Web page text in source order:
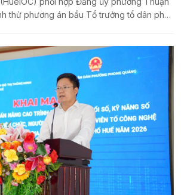
thử phương án bầu Tổ trưởng tổ dân phố